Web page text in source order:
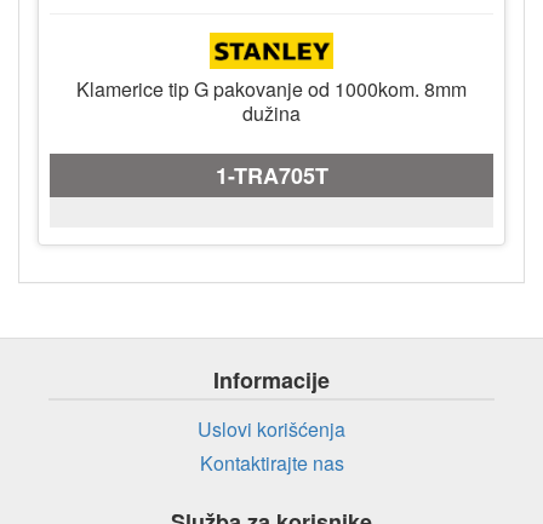
Klamerice tip G pakovanje od 1000kom. 8mm
dužina
1-TRA705T
Informacije
Uslovi korišćenja
Kontaktirajte nas